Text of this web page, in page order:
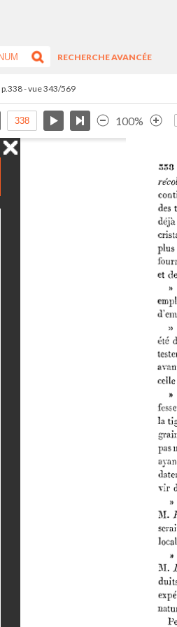
RECHERCHE AVANCÉE
p.338 - vue 343/569
100%